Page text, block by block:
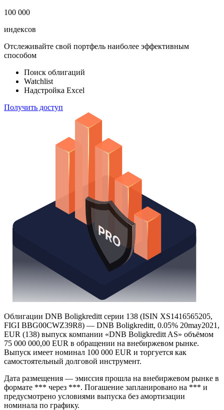
100 000
индексов
Отслеживайте свой портфель наиболее эффективным
способом
Поиск облигаций
Watchlist
Надстройка Excel
Получить доступ
Облигации DNB Boligkreditt серии 138 (ISIN XS1416565205,
FIGI BBG00CWZ39R8) — DNB Boligkreditt, 0.05% 20may2021,
EUR (138) выпуск компании «DNB Boligkreditt AS» объёмом
75 000 000,00 EUR в обращении на внебиржевом рынке.
Выпуск имеет номинал 100 000 EUR и торгуется как
самостоятельный долговой инструмент.
Дата размещения — эмиссия прошла на внебиржевом рынке в
формате *** через ***. Погашение запланировано на *** и
предусмотрено условиями выпуска без амортизации
номинала по графику.